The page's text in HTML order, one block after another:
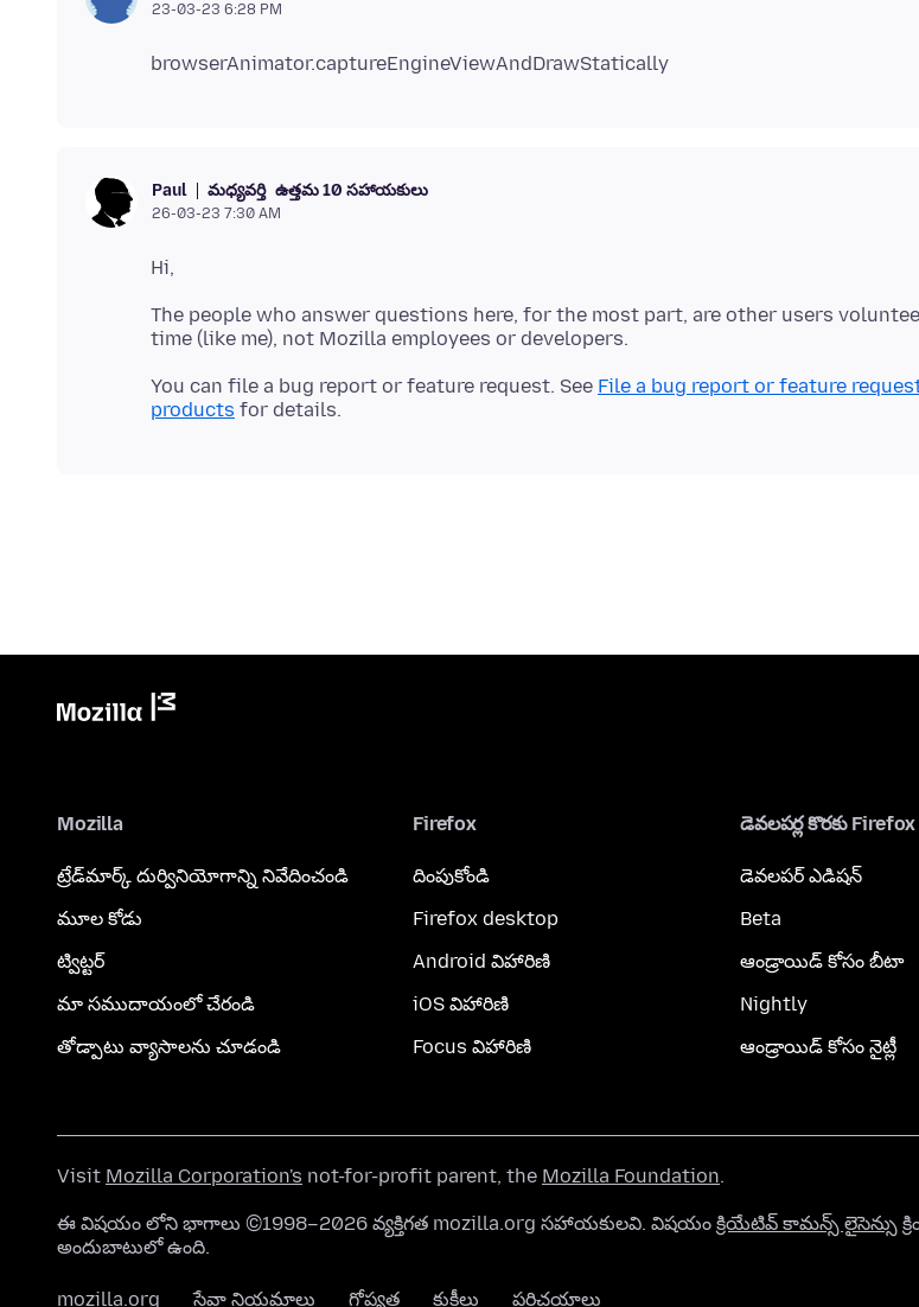
23-03-23 6:28 PM
Paul మధ్యవర్తి ఉత్తమ 10 సహాయకులు
26-03-23 7:30 AM
The people who answer questions here, for the most part, are other users
You can file a bug report or feature request. See File a bug report or feature
products
Mozilla
ట్రేడ్‌మార్క్ దుర్వినియోగాన్ని నివేదించండి
మూల కోడు
ట్విట్టర్
మా సముదాయంలో చేరండి
తోడ్పాటు వ్యాసాలను చూడండి
Firefox
దింపుకోండి
Firefox desktop
Android విహారిణి
iOS విహారిణి
Focus విహారిణి
డెవలపర్ల కొరకు Firefox
డెవలపర్ ఎడిషన్
Beta
ఆండ్రాయిడ్ కోసం బీటా
Nightly
ఆండ్రాయిడ్ కోసం నైట్లీ
Visit Mozilla Corporation's not-for-profit parent, the Mozilla Foundation.
ఈ విషయం లోని భాగాలు ©1998–2026 వ్యక్తిగత mozilla.org సహాయకులవి. విషయం క్రియేటివ్ కామన్స్ లైసెన్సు
అందుబాటులో ఉంది.
mozilla.org సేవా నియమాలు గోప్యత కుకీలు పరిచయాలు